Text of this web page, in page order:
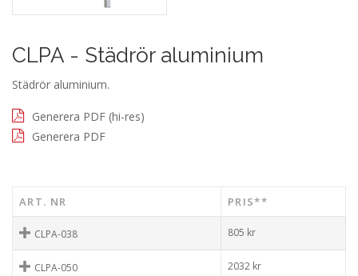
CLPA - Städrör aluminium
Städrör aluminium.
Generera PDF (hi-res)
Generera PDF
ART. NR PRIS**
CLPA-038 805 kr
CLPA-050 2032 kr